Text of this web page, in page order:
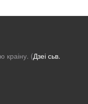
краіну. (Дзеі сьв.